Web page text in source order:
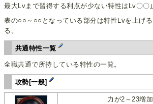
最大Lvまで習得する利点が少ない特性はLv〇〇
表の○○～○○となっている部分は特性Lvを上げ
る。
共通特性一覧
全職共通で所持している特性の一覧。
攻勢[一般]
力が2～23増加